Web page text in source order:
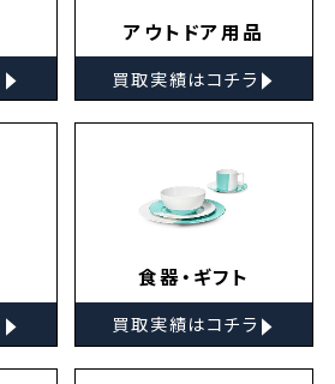
▸
アウトドア用品
買取実績はコチラ ▸
▸
食器・ギフト
買取実績はコチラ ▸